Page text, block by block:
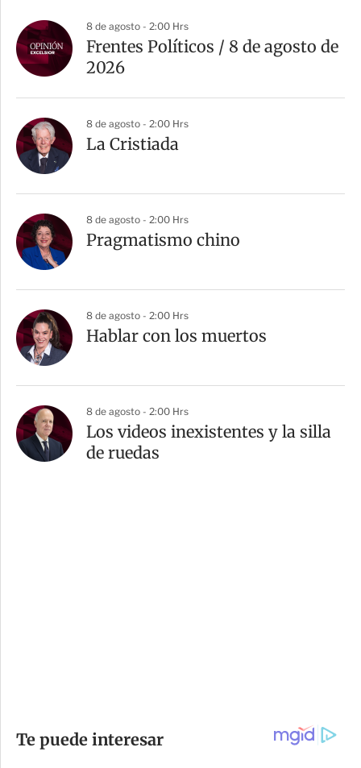
8 de agosto - 2:00 Hrs
Frentes Políticos / 8 de agosto de
2026
8 de agosto - 2:00 Hrs
La Cristiada
8 de agosto - 2:00 Hrs
Pragmatismo chino
8 de agosto - 2:00 Hrs
Hablar con los muertos
8 de agosto - 2:00 Hrs
Los videos inexistentes y la silla
de ruedas